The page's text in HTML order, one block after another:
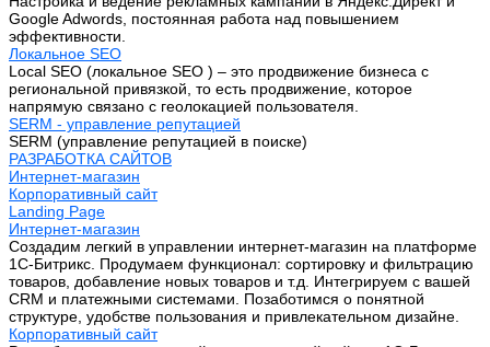
Google Adwords, постоянная работа над повышением
эффективности.
Локальное SEO
Local SEO (локальное SEO ) – это продвижение бизнеса с
региональной привязкой, то есть продвижение, которое
напрямую связано с геолокацией пользователя.
SERM - управление репутацией
SERM (управление репутацией в поиске)
РАЗРАБОТКА САЙТОВ
Интернет-магазин
Корпоративный сайт
Landing Page
Интернет-магазин
Создадим легкий в управлении интернет-магазин на платформе
1С-Битрикс. Продумаем функционал: сортировку и фильтрацию
товаров, добавление новых товаров и т.д. Интегрируем с вашей
CRM и платежными системами. Позаботимся о понятной
структуре, удобстве пользования и привлекательном дизайне.
Корпоративный сайт